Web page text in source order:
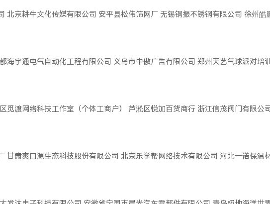
北京耕牛文化传媒有限公司 安平县松伟筛网厂 无锡钢振不锈钢有限公司 徐州皓
海宇通电气自动化工程有限公司 义乌市中傲广告有限公司 郑州天艺气球派对培训
觅渡网络科技工作室（个体工商户） 芦淞区悦加百货商行 浙江信茂阀门有限公司
甘肃爽口源生态科技股份有限公司 北京乐学帮网络技术有限公司 河北一诺保温